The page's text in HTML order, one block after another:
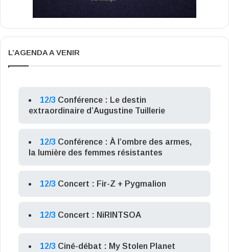
L’AGENDA A VENIR
12/3 Conférence : Le destin
extraordinaire d’Augustine Tuillerie
12/3 Conférence : À l’ombre des armes,
la lumière des femmes résistantes
12/3 Concert : Fir-Z + Pygmalion
12/3 Concert : NiRINTSOA
12/3 Ciné-débat : My Stolen Planet